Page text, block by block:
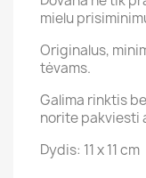
mielu
Originalus,
tėvams.
Galima rinktis
norite pakviesti
Dydis: 11 x 11 cm